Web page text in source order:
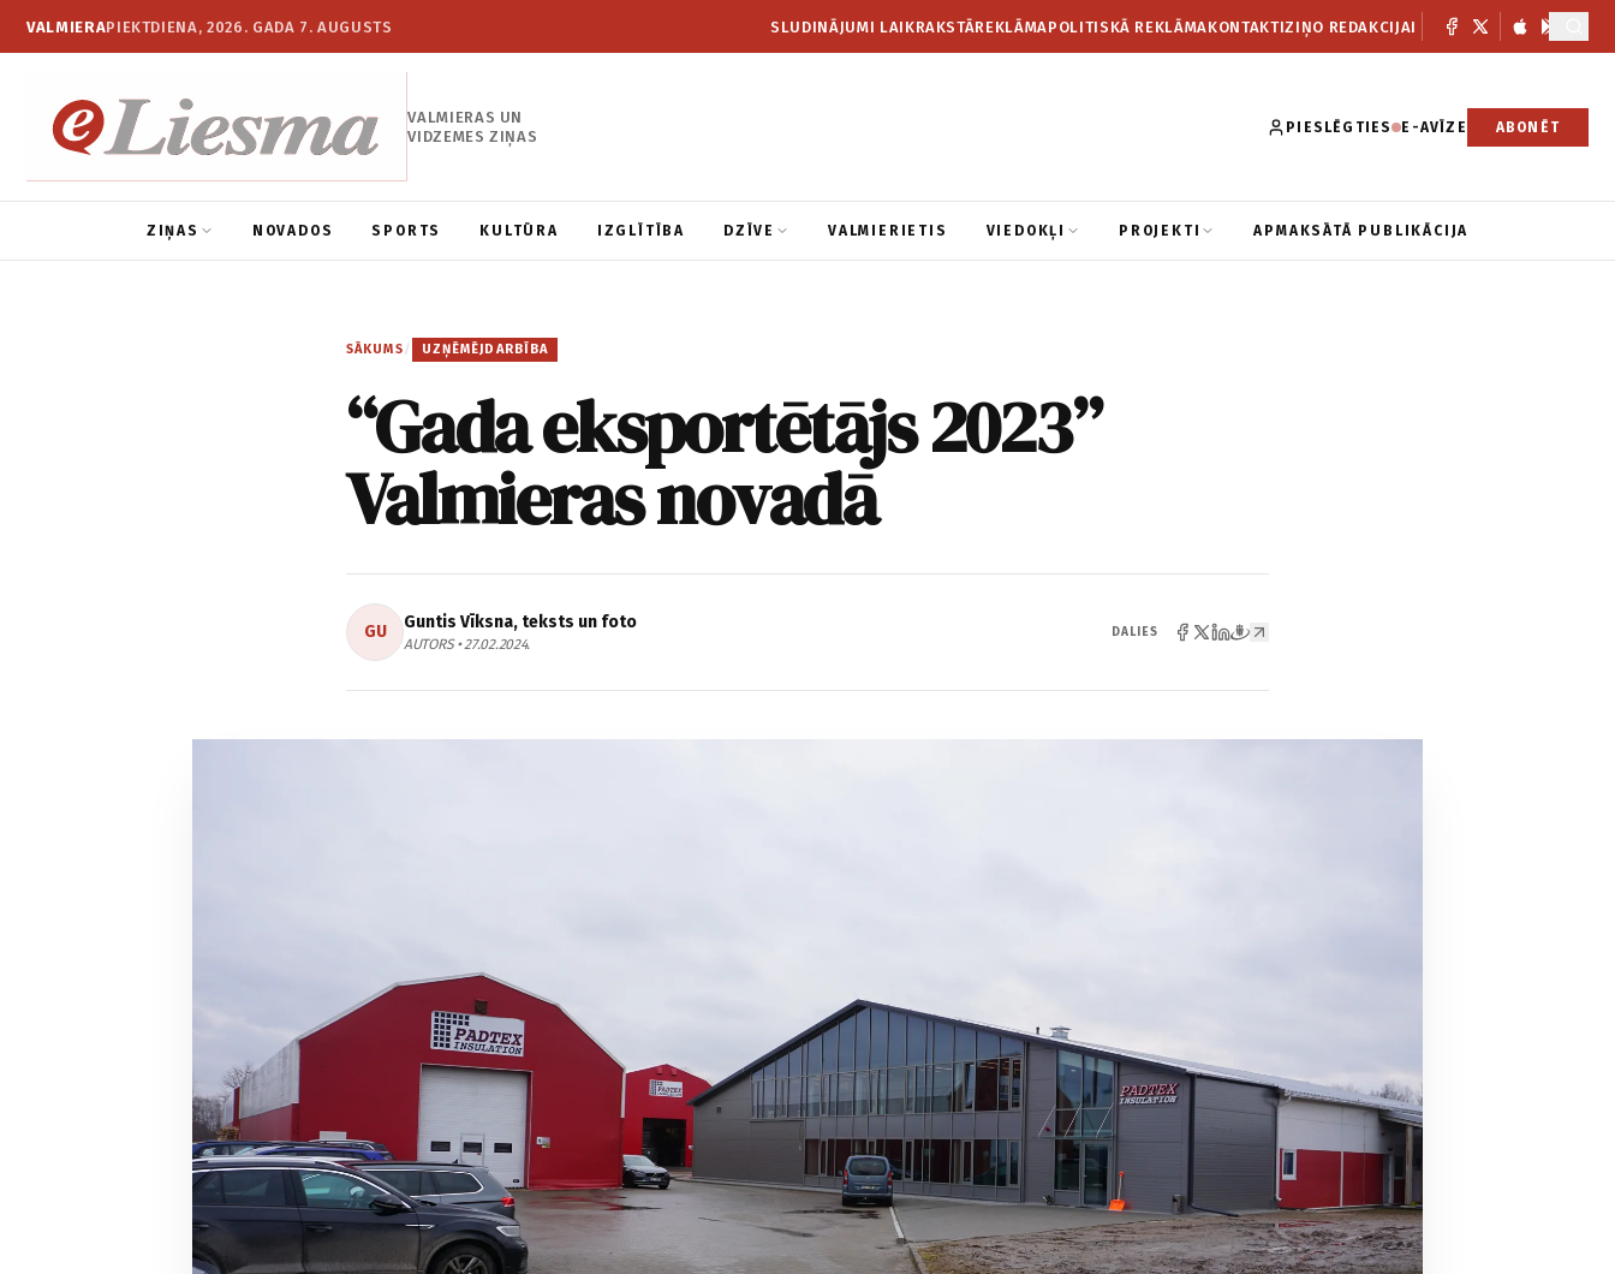
VALMIERAPIEKTDIENA, 2026. GADA 7. AUGUSTS SLUDINĀJUMI LAIKRAKSTĀREKLĀMAPOLITISKĀ REKLĀMAKONTAKTIZIŅO REDAKCIJAI
VALMIERAS UN
VIDZEMES ZIŅAS
PIESLĒGTIES E-AVĪZE ABONĒT
ZIŅAS NOVADOS SPORTS KULTŪRA IZGLĪTĪBA DZĪVE VALMIERIETIS VIEDOKĻI PROJEKTI APMAKSĀTĀ PUBLIKĀCIJA
SĀKUMS / UZŅĒMĒJDARBĪBA
“Gada eksportētājs 2023”
Valmieras novadā
GU Guntis Vīksna, teksts un foto
AUTORS • 27.02.2024.
DALIES